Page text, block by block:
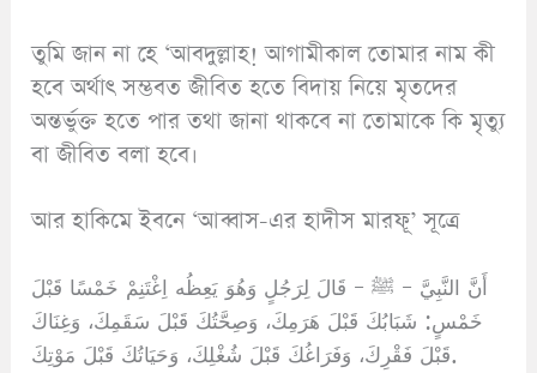
তুমি জান না হে ‘আবদুল্লাহ! আগামীকাল তোমার নাম কী
হবে অর্থাৎ সম্ভবত জীবিত হতে বিদায় নিয়ে মৃতদের
অন্তর্ভুক্ত হতে পার তথা জানা থাকবে না তোমাকে কি মৃত্যু
বা জীবিত বলা হবে।
আর হাকিমে ইবনে ‘আব্বাস-এর হাদীস মারফূ’ সূত্রে
أَنَّ النَّبِيَّ – ﷺ – قَالَ لِرَجُلٍ وَهُوَ يَعِظُه اِغْتَنِمْ خَمْسًا قَبْلَ
خَمْسٍ: شَبَابُكَ قَبْلَ هَرَمِكَ، وَصِحَّتُكَ قَبْلَ سَقَمِكَ، وَغِنَاكَ
قَبْلَ فَقْرِكَ، وَفَرَاغُكَ قَبْلَ شُغْلِكَ، وَحَيَاتُكَ قَبْلَ مَوْتِكَ.